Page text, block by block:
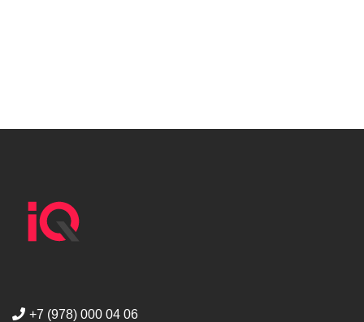
+7 (978) 000 04 06